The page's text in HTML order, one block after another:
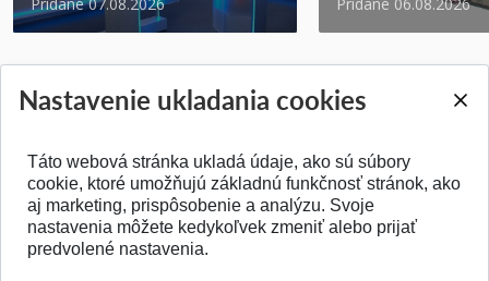
SPÄŤ NA VRCH
Nastavenie ukladania cookies
Táto webová stránka ukladá údaje, ako sú súbory
cookie, ktoré umožňujú základnú funkčnosť stránok, ako
aj marketing, prispôsobenie a analýzu. Svoje
nastavenia môžete kedykoľvek zmeniť alebo prijať
predvolené nastavenia.